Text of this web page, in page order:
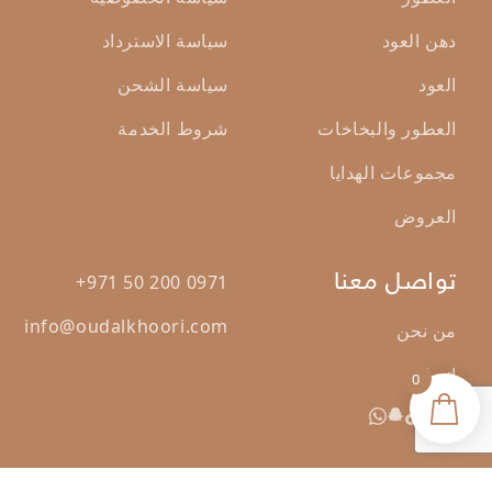
دهن العود
العود
العطور والبخاخات
مجموعات الهدايا
العروض
سياسة الاسترداد
سياسة الشحن
شروط الخدمة
تواصل معنا
من نحن
اتصال
+971 50 200 0971
info@oudalkhoori.com
0